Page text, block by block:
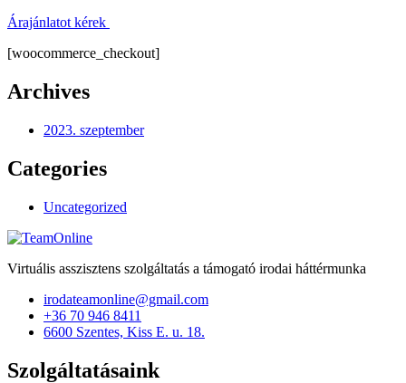
Árajánlatot kérek
[woocommerce_checkout]
Archives
2023. szeptember
Categories
Uncategorized
Virtuális asszisztens szolgáltatás a támogató irodai háttérmunka
irodateamonline@gmail.com
+36 70 946 8411
6600 Szentes, Kiss E. u. 18.
Szolgáltatásaink